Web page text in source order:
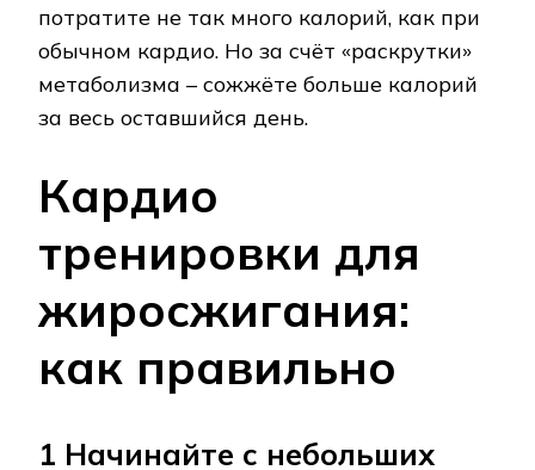
потратите не так много калорий, как при
обычном кардио. Но за счёт «раскрутки»
метаболизма – сожжёте больше калорий
за весь оставшийся день.
Кардио
тренировки для
жиросжигания:
как правильно
1 Начинайте с небольших